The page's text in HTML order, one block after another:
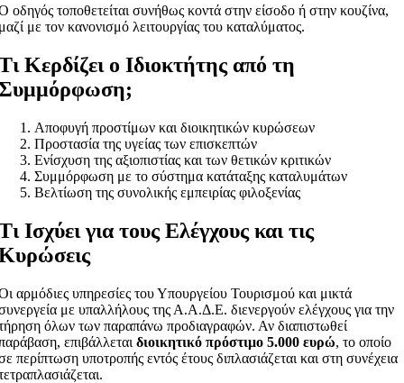
οδηγός τοποθετείται συνήθως κοντά στην είσοδο ή στην κουζίνα,
με τον κανονισμό λειτουργίας του καταλύματος.
Κερδίζει ο Ιδιοκτήτης από τη
Αποφυγή προστίμων και διοικητικών κυρώσεων
Προστασία της υγείας των επισκεπτών
Ενίσχυση της αξιοπιστίας και των θετικών κριτικών
Συμμόρφωση με το σύστημα κατάταξης καταλυμάτων
Βελτίωση της συνολικής εμπειρίας φιλοξενίας
Ισχύει για τους Ελέγχους και τις
αρμόδιες υπηρεσίες του Υπουργείου Τουρισμού και μικτά
με υπαλλήλους της Α.Α.Δ.Ε. διενεργούν ελέγχους για την
όλων των παραπάνω προδιαγραφών. Αν διαπιστωθεί
επιβάλλεται διοικητικό πρόστιμο 5.000 ευρώ, το οποίο
περίπτωση υποτροπής εντός έτους διπλασιάζεται και στη συνέχεια